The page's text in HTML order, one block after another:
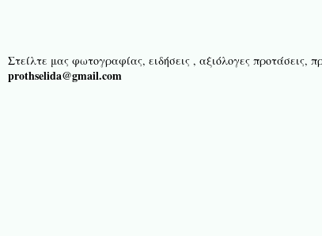
Στείλτε μας φωτογραφίας, ειδήσεις , αξιόλογες
prothselida@gmail.com